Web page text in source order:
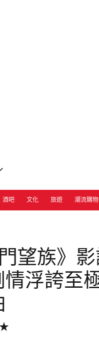
酒吧 文化 旅遊 潮流購物
門望族》
情浮誇至